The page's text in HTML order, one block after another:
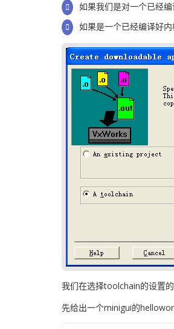
如果我们是对一个已经
如果是一个已经编译好
我们在选择toolchain的设置
先给出一个minigui的